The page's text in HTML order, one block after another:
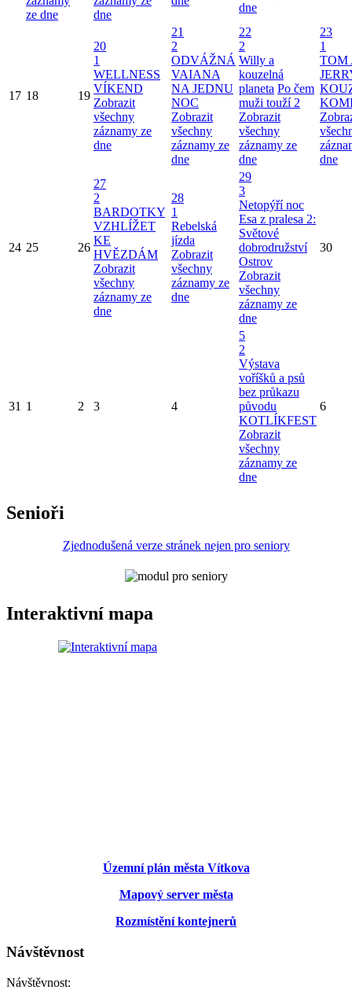
ze dne
dne
dne
17 18 19
20
1
WELLNESS
VÍKEND
Zobrazit
všechny
záznamy ze
dne
21
2
ODVÁŽNÁ
VAIANA
NA JEDNU
NOC
Zobrazit
všechny
záznamy ze
dne
22
2
Willy a
kouzelná
planeta Po čem
muži touží 2
Zobrazit
všechny
záznamy ze
dne
23
1
TOM
dne
24 25 26
27
2
BARDOTKY
VZHLÍŽET
KE
HVĚZDÁM
Zobrazit
všechny
záznamy ze
dne
28
1
Rebelská
jízda
Zobrazit
všechny
záznamy ze
dne
29
3
Netopýří noc
Esa z pralesa 2:
Světové
dobrodružství
Ostrov
Zobrazit
všechny
záznamy ze
dne
30
31 1 2 3 4
5
2
Výstava
voříšků a psů
bez průkazu
původu
KOTLÍKFEST
Zobrazit
všechny
záznamy ze
dne
6
Senioři
Zjednodušená verze stránek nejen pro seniory
Interaktivní mapa
Územní plán města Vítkova
Mapový server města
Rozmístění kontejnerů
Návštěvnost
Návštěvnost: